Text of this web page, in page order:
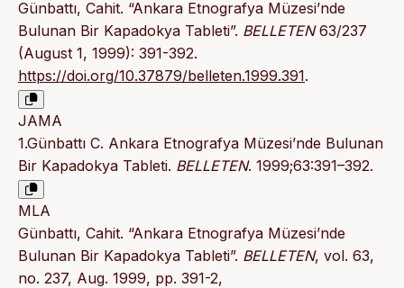
Günbattı, Cahit. “Ankara Etnografya Müzesi’nde
Bulunan Bir Kapadokya Tableti”. BELLETEN63/237
(August 1, 1999): 391-392.
https://doi.org/10.37879/belleten.1999.391.
JAMA
1.Günbattı C. Ankara Etnografya Müzesi’nde Bulunan
Bir Kapadokya Tableti. BELLETEN. 1999;63:391–392.
MLA
Günbattı, Cahit. “Ankara Etnografya Müzesi’nde
Bulunan Bir Kapadokya Tableti”. BELLETEN, vol. 63,
no. 237, Aug. 1999, pp. 391-2,